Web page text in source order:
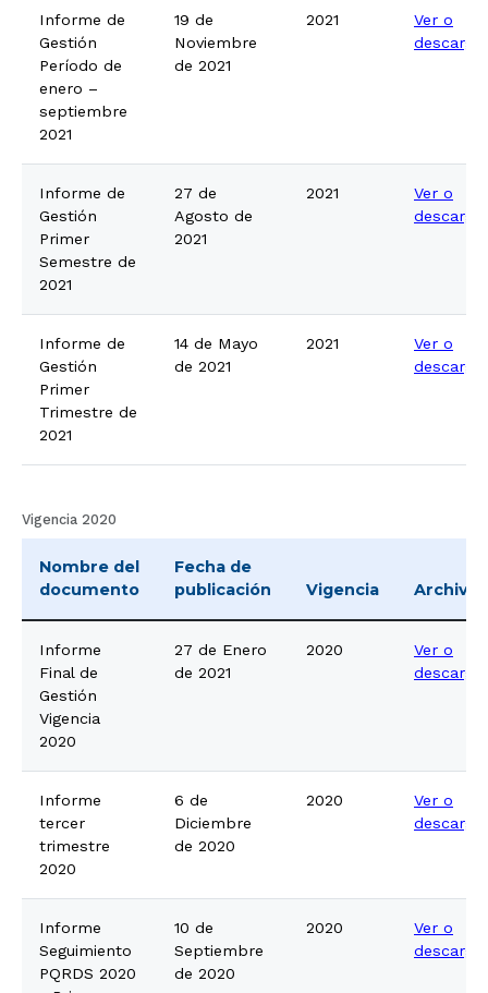
Informe de
Gestión
Período de
enero –
septiembre
2021
19 de
Noviembre
de 2021
2021
Ver o
descargar
Informe de
Gestión
Primer
Semestre de
2021
27 de
Agosto de
2021
2021
Ver o
descargar
Informe de
Gestión
Primer
Trimestre de
2021
14 de Mayo
de 2021
2021
Ver o
descargar
Vigencia 2020
Nombre del
documento
Fecha de
publicación
Vigencia Archivo
Informe
Final de
Gestión
Vigencia
2020
27 de Enero
de 2021
2020
Ver o
descargar
Informe
tercer
trimestre
2020
6 de
Diciembre
de 2020
2020
Ver o
descargar
Informe
Seguimiento
PQRDS 2020
10 de
Septiembre
de 2020
2020
Ver o
descargar